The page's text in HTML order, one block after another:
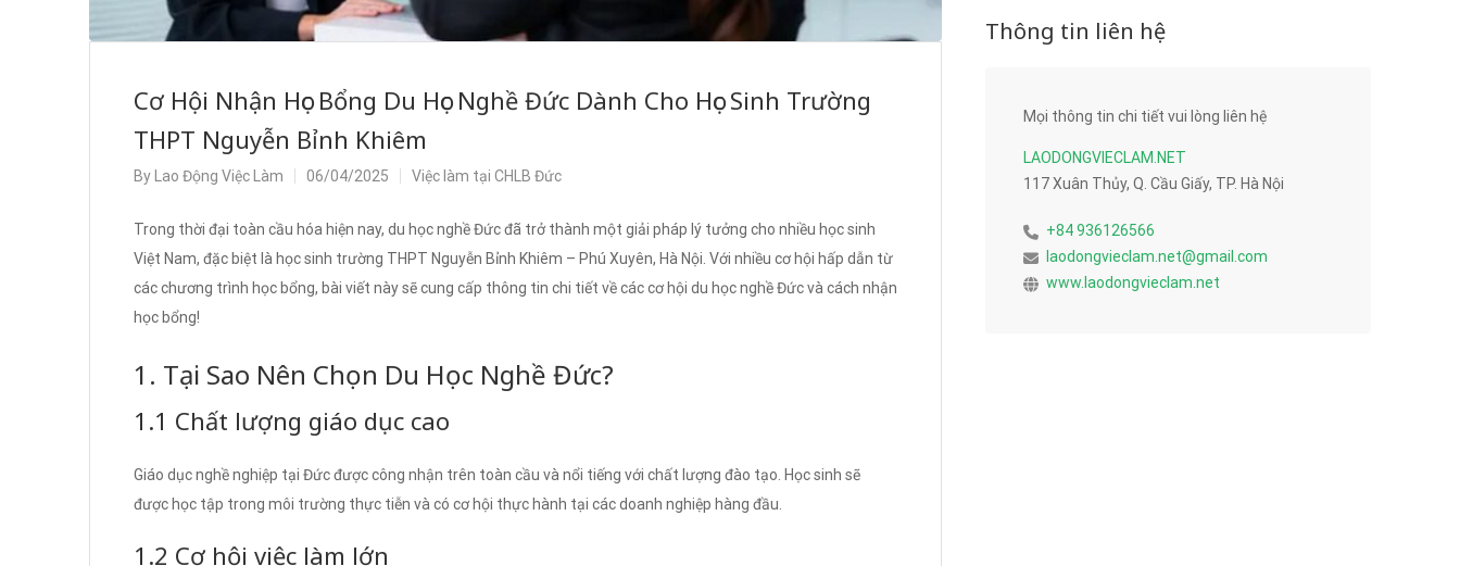
Cơ Hội Nhận Học Bổng Du Học Nghề Đức Dành Cho Học Sinh Trường
THPT Nguyễn Bỉnh Khiêm
By Lao Động Việc Làm 06/04/2025 Việc làm tại CHLB Đức
Trong thời đại toàn cầu hóa hiện nay, du học nghề Đức đã trở thành một giải pháp lý tưởng cho nhiều học sinh
Việt Nam, đặc biệt là học sinh trường THPT Nguyễn Bỉnh Khiêm – Phú Xuyên, Hà Nội. Với nhiều cơ hội hấp dẫn từ
các chương trình học bổng, bài viết này sẽ cung cấp thông tin chi tiết về các cơ hội du học nghề Đức và cách nhận
học bổng!
1. Tại Sao Nên Chọn Du Học Nghề Đức?
1.1 Chất lượng giáo dục cao
Giáo dục nghề nghiệp tại Đức được công nhận trên toàn cầu và nổi tiếng với chất lượng đào tạo. Học sinh sẽ
được học tập trong môi trường thực tiễn và có cơ hội thực hành tại các doanh nghiệp hàng đầu.
1.2 Cơ hội việc làm lớn
Thông tin liên hệ
Mọi thông tin chi tiết vui lòng liên hệ
LAODONGVIECLAM.NET
117 Xuân Thủy, Q. Cầu Giấy, TP. Hà Nội
+84 936126566
laodongvieclam.net@gmail.com
www.laodongvieclam.net